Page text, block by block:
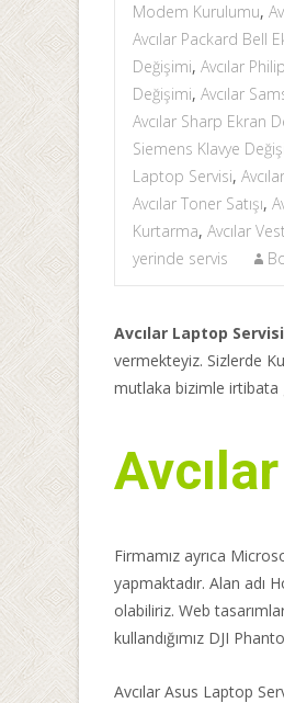
Modem Kurulumu,
Avcılar Packard Bell
Değişimi, Avcılar
Değişimi, Avcılar
Avcılar Sharp Ekran
Siemens Klavye
Laptop Servisi,
Avcılar Toner Satışı,
Kurtarma, Avcılar
yerinde servis
Avcılar Laptop Servisi
vermekteyiz. Sizlerde
mutlaka bizimle irtibata
Firmamız ayrıca
yapmaktadır. Alan adı
olabiliriz. Web
kullandığımız DJI
Avcılar Asus Laptop